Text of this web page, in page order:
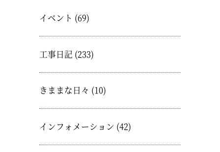
イベント (69)
工事日記 (233)
きままな日々 (10)
インフォメーション (42)